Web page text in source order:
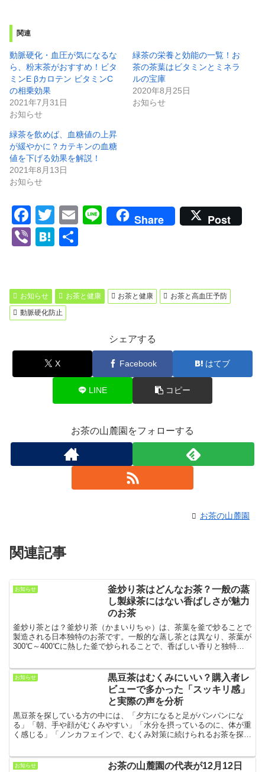
関連
動脈硬化・血圧が気になるな
ら、粉末茶がおすすめ！ビタ
ミンE βカロテン ビタミンC
の相乗効果
2021年7月31日
お知らせ
緑茶の栄養と効能の一覧！お
茶の茶葉はビタミンとミネラ
ルの宝庫
2020年8月25日
お知らせ
緑茶を飲めば、血糖値の上昇
が緩やかに？カテキンの血糖
値を下げる効果を解説！
2021年8月13日
お知らせ
F
a
c
b
o
k
T
wi
tt
E
Li
Share Post
Vi
H
n
a
お知らせ お茶と健康 お茶と健康
お茶と高血圧予防
動脈硬化防止
シェアする
X Facebook はてブ
LINE コピー
お茶の山麓園をフォローする
お茶の山麓園
関連記事
お知らせ
釜炒り茶はどんなお茶？一般の蒸
し製緑茶にはない香ばしさが魅力
のお茶
釜炒り茶とは？釜炒り茶（かまいりちゃ）は、茶葉を釜で炒ることで
製造される日本独特のお茶です。一般的な蒸し茶とは異なり、茶葉が
300℃～400℃に熱した釜で炒られることで、香ばしい香りと独特の
お知らせ
黒豆茶はむくみにいい？購入者レ
ビューで多かった「スッキリ感」
と実際の声を分析
黒豆茶を探している方の中には、「夕方になると足がパンパンにな
る」「朝、手や顔がむくみやすい」「水分を摂っているのに、体が重
く感じる」「ノンカフェインで、むくみ対策に続けられるお茶を探し
お知らせ
お茶の山麓園の代表が12月12日